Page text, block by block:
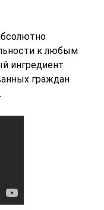
к любым
ингредиент
граждан